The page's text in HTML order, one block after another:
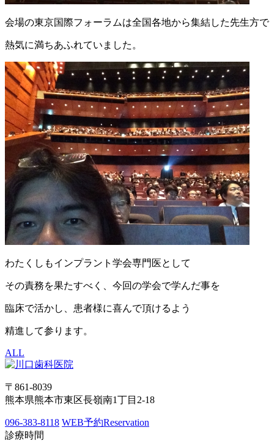
会場の東京国際フォーラムは全国各地から集結した先生方で
熱気に満ちあふれていました。
わたくしもインプラント学会専門医として
その責務を果たすべく、今回の学会で学んだ事を
臨床で活かし、患者様に喜んで頂けるよう
精進して参ります。
ALL
〒861-8039
熊本県熊本市東区長嶺南1丁目2-18
096-383-8118 WEB予約Reservation
診療時間